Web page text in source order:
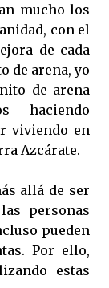
mucho los
con el
de cada
de arena, yo
de arena
viviendo en
Azcárate.
allá de ser
personas
pueden
Por ello,
estas